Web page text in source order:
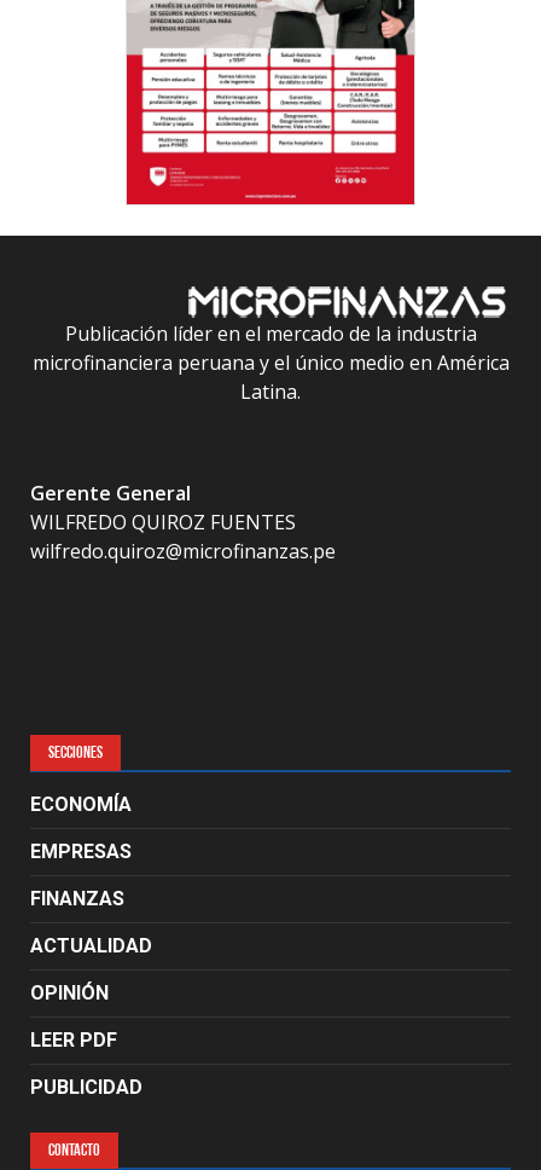
Publicación líder en el mercado de la industria
microfinanciera peruana y el único medio en América
Latina.
Gerente General
WILFREDO QUIROZ FUENTES
wilfredo.quiroz@microfinanzas.pe
SECCIONES
ECONOMÍA
EMPRESAS
FINANZAS
ACTUALIDAD
OPINIÓN
LEER PDF
PUBLICIDAD
CONTACTO